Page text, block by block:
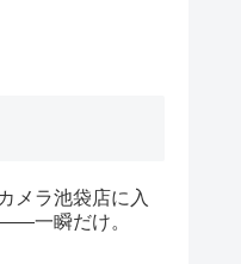
メラ池袋店に入
一瞬だけ。